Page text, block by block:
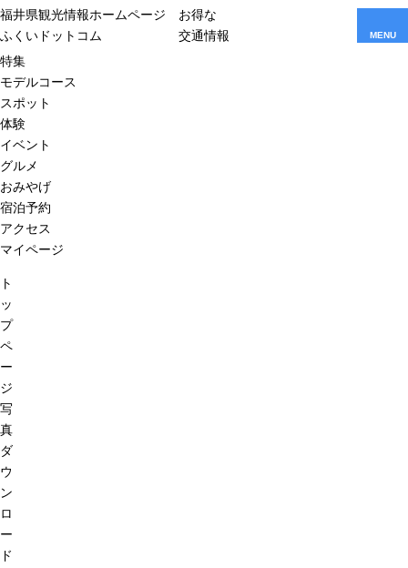
福井県観光情報ホームページ
ふくいドットコム
お得な
交通情報
MENU
特集
モデルコース
スポット
体験
イベント
グルメ
おみやげ
宿泊予約
アクセス
マイページ
ト
ッ
プ
ペ
ー
ジ
写
真
ダ
ウ
ン
ロ
ー
ド